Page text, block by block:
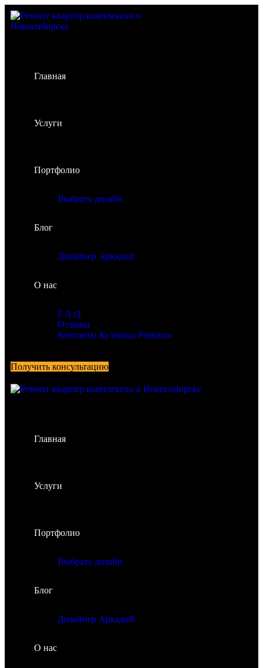
Главная
Услуги
Портфолио
Выбрать дизайн
Блог
Дизайнер Аркадий
О нас
F.A.Q
Отзывы
Контакты Кузницы Ремонта
Получить консультацию
Главная
Услуги
Портфолио
Выбрать дизайн
Блог
Дизайнер Аркадий
О нас